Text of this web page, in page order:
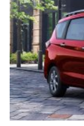
автомобиля на
сейчас